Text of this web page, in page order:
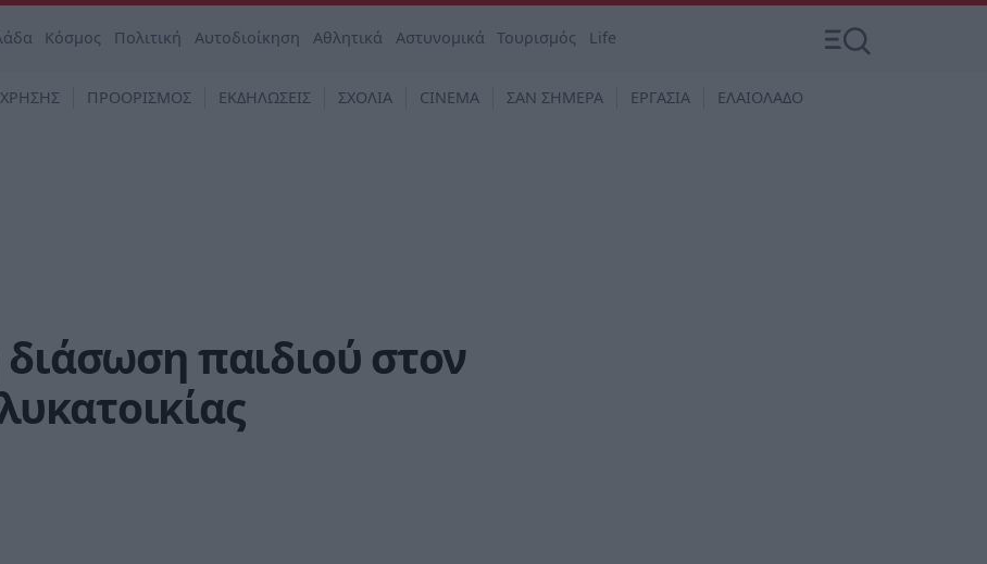
Κόσμος Πολιτική Αυτοδιοίκηση Αθλητικά Αστυνομικά Τουρισμός Life
ΠΡΟΟΡΙΣΜΟΣ ΕΚΔΗΛΩΣΕΙΣ ΣΧΟΛΙΑ CINEMA ΣΑΝ ΣΗΜΕΡΑ ΕΡΓΑΣΙΑ ΕΛΑΙΟΛΑΔΟ
διάσωση παιδιού στον